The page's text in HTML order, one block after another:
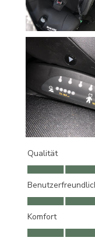
Qualität
Qualität, 3.0 von 5
Komfort
Komfort, 5.0 von 5